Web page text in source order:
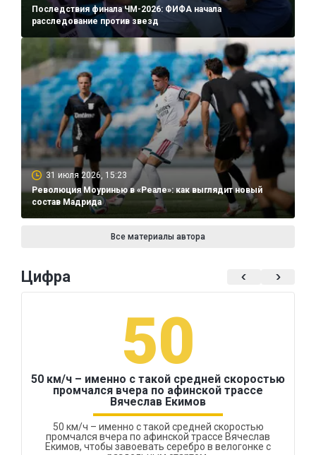
Последствия финала ЧМ-2026: ФИФА начала
расследование против звезд
31 июля 2026, 15:23
Революция Моуринью в «Реале»: как выглядит новый
состав Мадрида
Все материалы автора
Цифра
50
50 км/ч – именно с такой средней скоростью
промчался вчера по афинской трассе
Вячеслав Екимов
50 км/ч – именно с такой средней скоростью
промчался вчера по афинской трассе Вячеслав
Екимов, чтобы завоевать серебро в велогонке с